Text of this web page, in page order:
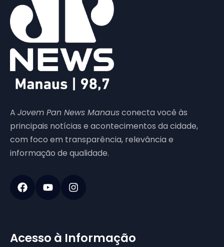
A Jovem Pan News Manausconecta você às
principais notícias e acontecimentos da cidade,
com foco em transparência, relevância e
informação de qualidade.
Acesso à Informação